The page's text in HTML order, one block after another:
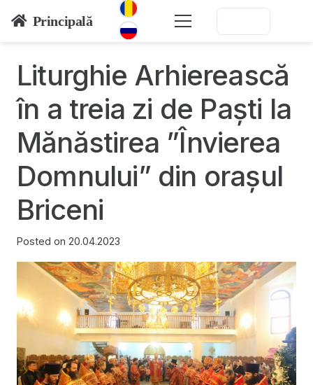
Principală
Liturghie Arhierească
în a treia zi de Paști la
Mănăstirea ”Învierea
Domnului” din orașul
Briceni
Posted on 20.04.2023